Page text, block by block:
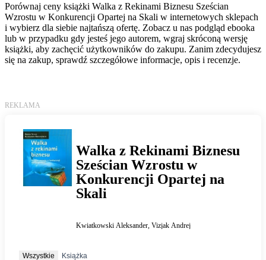
Porównaj ceny książki Walka z Rekinami Biznesu Sześcian
Wzrostu w Konkurencji Opartej na Skali w internetowych sklepach
i wybierz dla siebie najtańszą ofertę. Zobacz u nas podgląd ebooka
lub w przypadku gdy jesteś jego autorem, wgraj skróconą wersję
książki, aby zachęcić użytkowników do zakupu. Zanim zdecydujesz
się na zakup, sprawdź szczegółowe informacje, opis i recenzje.